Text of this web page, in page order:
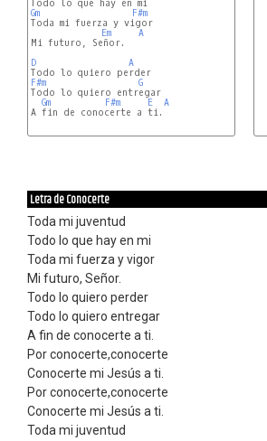
Gm
F#m
Toda mi fuerza y vigor
Em
A
Mi futuro, Señor.
D
A
F#m
G
Todo lo quiero entregar
Gm
F#m E
A
A fin de conocerte a ti.
Letra de Conocerte
Toda mi juventud
Todo lo que hay en mi
Toda mi fuerza y vigor
Mi futuro, Señor.
Todo lo quiero perder
Todo lo quiero entregar
A fin de conocerte a ti.
Por conocerte,conocerte
Conocerte mi Jesús a ti.
Por conocerte,conocerte
Conocerte mi Jesús a ti.
Toda mi juventud